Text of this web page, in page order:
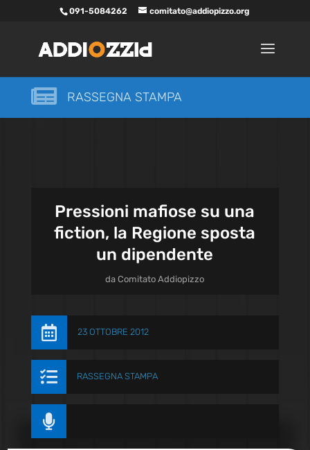
091-5084262 comitato@addiopizzo.org
 RASSEGNA STAMPA
Pressioni mafiose su una
fiction, la Regione sposta
un dipendente
daComitato Addiopizzo
 23 OTTOBRE 2012
 RASSEGNA STAMPA
